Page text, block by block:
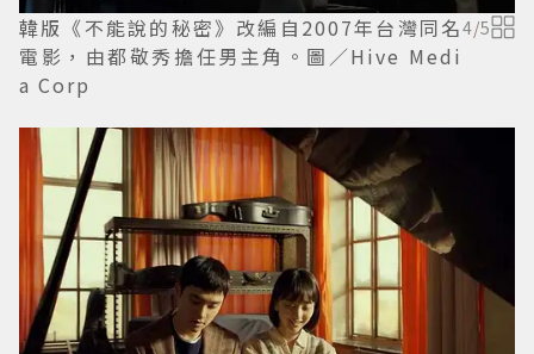
韓版《不能說的秘密》改編自2007年台灣同名
電影，由都敬秀擔任男主角。圖／Hive Medi
a Corp
4/5